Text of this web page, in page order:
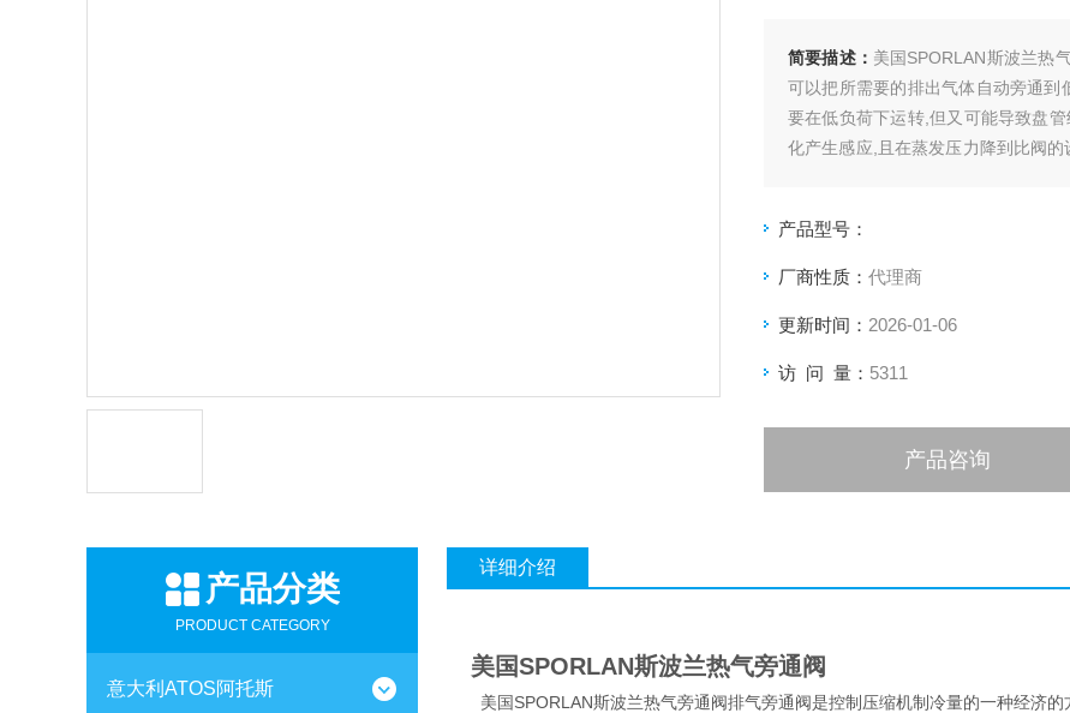
简要描述： 美国SPORLAN斯波兰热
可以把所需要的排出气体自动旁通
要在低负荷下运转,但又可能导致盘
化产生感应,且在蒸发压力降到比阀
产品型号：
厂商性质： 代理商
更新时间： 2026-01-06
访 问 量： 5311
产品咨询
产品分类
PRODUCT CATEGORY
意大利ATOS阿托斯
详细介绍
美国SPORLAN斯波兰热气旁通阀
美国SPORLAN斯波兰热气旁通阀排气旁通阀是控制压缩机制冷量的一种经济的